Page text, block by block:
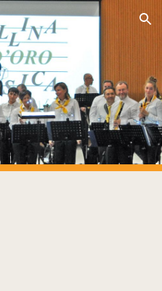
Skip to navigation